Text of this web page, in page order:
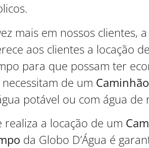
mais em nossos clientes,
aos clientes a locação
para que possam ter
de um
potável ou com água de
a locação de um
da Globo D’Água é